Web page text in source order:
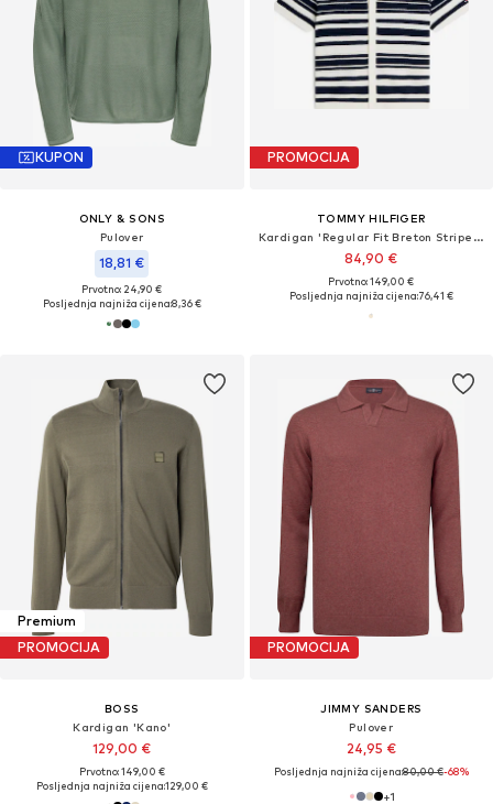
KUPON
ONLY & SONS
Pulover
18,81 €
Prvotno: 24,90 €
Posljednja najniža cijena:8,36 €
PROMOCIJA
TOMMY HILFIGER
Kardigan 'Regular Fit Breton Stripe Short Sleeve'
84,90 €
Prvotno: 149,00 €
Posljednja najniža cijena:76,41 €
Premium
PROMOCIJA
BOSS
Kardigan 'Kano'
129,00 €
Prvotno: 149,00 €
Posljednja najniža cijena:129,00 €
PROMOCIJA
JIMMY SANDERS
Pulover
24,95 €
Posljednja najniža cijena:80,00 €-68%
+1